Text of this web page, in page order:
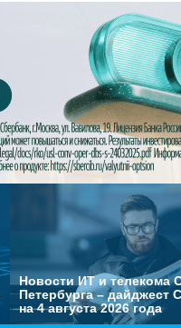
Новости ИТ и телекома
Петербурга – дайджест
на 4 августа 2026 года